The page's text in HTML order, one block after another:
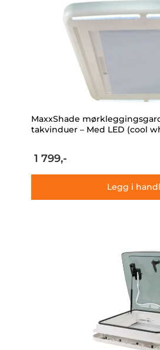
MaxxShade
takvinduer – Med LED (cool
1 799,-
Legg i